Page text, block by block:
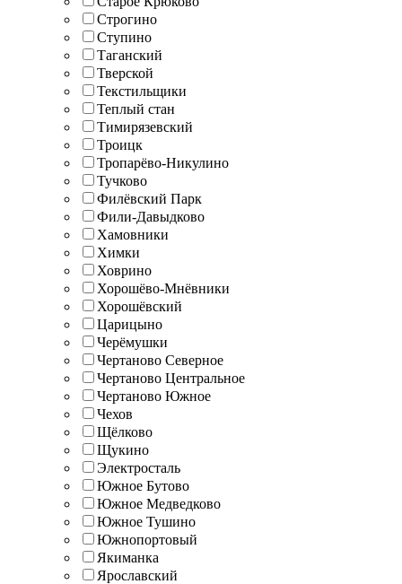
Строгино
Ступино
Таганский
Тверской
Текстильщики
Теплый стан
Тимирязевский
Троицк
Тропарёво-Никулино
Тучково
Филёвский Парк
Фили-Давыдково
Хамовники
Химки
Ховрино
Хорошёво-Мнёвники
Хорошёвский
Царицыно
Черёмушки
Чертаново Северное
Чертаново Центральное
Чертаново Южное
Чехов
Щёлково
Щукино
Электросталь
Южное Бутово
Южное Медведково
Южное Тушино
Южнопортовый
Якиманка
Ярославский